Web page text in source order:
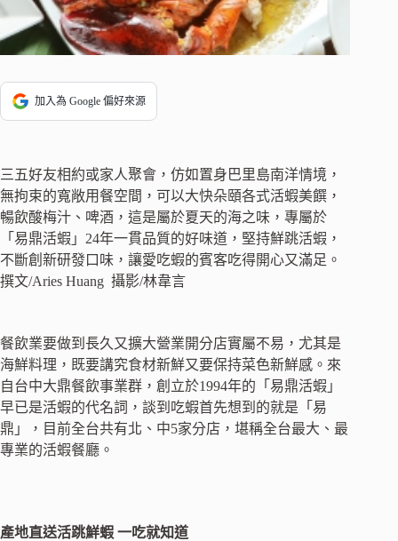
加入為 Google 偏好來源
三五好友相約或家人聚會，仿如置身巴里島南洋情境，
無拘束的寬敞用餐空間，可以大快朵頤各式活蝦美饌，
暢飲酸梅汁、啤酒，這是屬於夏天的海之味，專屬於
「易鼎活蝦」24年一貫品質的好味道，堅持鮮跳活蝦，
不斷創新研發口味，讓愛吃蝦的賓客吃得開心又滿足。
撰文/Aries Huang 攝影/林韋言
餐飲業要做到長久又擴大營業開分店實屬不易，尤其是
海鮮料理，既要講究食材新鮮又要保持菜色新鮮感。來
自台中大鼎餐飲事業群，創立於1994年的「易鼎活蝦」
早已是活蝦的代名詞，談到吃蝦首先想到的就是「易
鼎」，目前全台共有北、中5家分店，堪稱全台最大、最
專業的活蝦餐廳。
產地直送活跳鮮蝦 一吃就知道